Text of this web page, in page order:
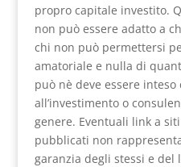
propro capitale investito.
non può essere adatto a
chi non può permettersi
amatoriale e nulla di
può nè deve essere inteso
all’investimento o
genere. Eventuali link a
pubblicati non
garanzia degli stessi e del